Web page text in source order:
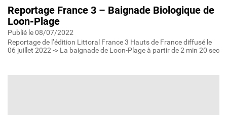
Reportage France 3 – Baignade Biologique de
Loon-Plage
Publié le 08/07/2022
Reportage de l’édition Littoral France 3 Hauts de France diffusé le
06 juillet 2022 -> La baignade de Loon-Plage à partir de 2 min 20 sec